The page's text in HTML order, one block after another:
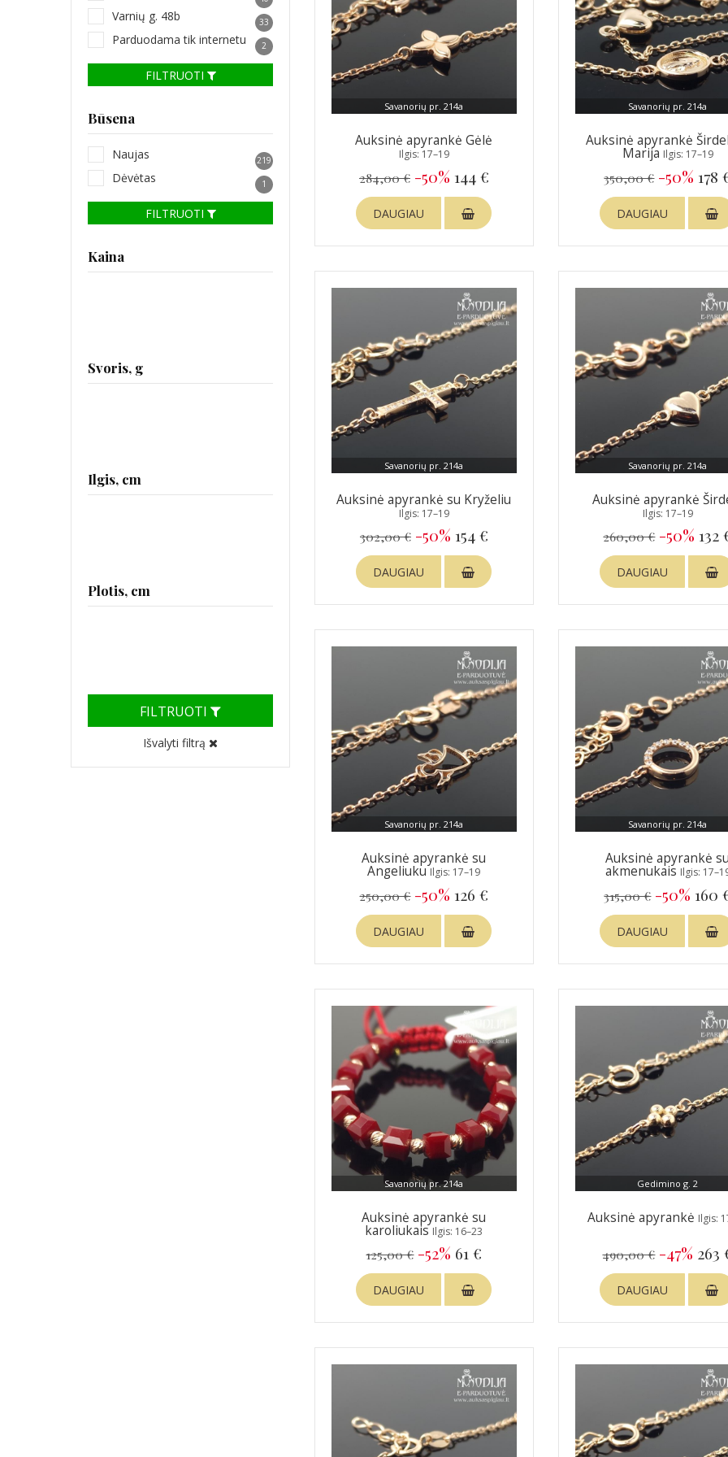
Varnių g. 48b 33
Parduodama tik internetu 2
FILTRUOTI
Būsena
Naujas 219
Dėvėtas 1
FILTRUOTI
Kaina
Svoris, g
Ilgis, cm
Plotis, cm
FILTRUOTI
Išvalyti filtrą
Savanorių pr. 214a
Auksinė apyrankė Gėlė
Ilgis: 17–19
284,00 € -50% 144 €
DAUGIAU
Savanorių pr. 214a
Auksinė apyrankė
Marija Ilgis: 17–19
350,00 € -50% 178
DAUGIAU
Savanorių pr. 214a
Auksinė apyrankė su Kryželiu
Ilgis: 17–19
302,00 € -50% 154 €
DAUGIAU
Savanorių pr. 214a
Auksinė apyrankė
Ilgis: 17–19
260,00 € -50% 132
DAUGIAU
Savanorių pr. 214a
Auksinė apyrankė su
AngeliukuIlgis: 17–19
250,00 € -50% 126 €
DAUGIAU
Savanorių pr. 214a
Auksinė apyrankė
akmenukais Ilgis:
315,00 € -50% 160
DAUGIAU
Savanorių pr. 214a
Auksinė apyrankė su
karoliukaisIlgis: 16–23
125,00 € -52% 61 €
DAUGIAU
Gedimino g. 2
Auksinė apyrankė Ilgis:
490,00 € -47% 263
DAUGIAU